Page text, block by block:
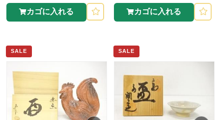
カゴに入れる カゴに入れる
SALE SALE